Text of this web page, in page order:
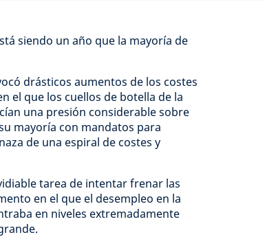
siendo un año que la mayoría de
drásticos aumentos de los costes
el que los cuellos de botella de la
una presión considerable sobre
mayoría con mandatos para
de una espiral de costes y
tarea de intentar frenar las
en el que el desempleo en la
en niveles extremadamente